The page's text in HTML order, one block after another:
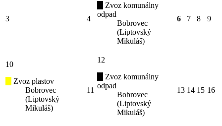
3 4
Zvoz komunálny
odpad
Bobrovec
(Liptovský
Mikuláš)
6 7 8 9
10
Zvoz plastov
Bobrovec
(Liptovský
Mikuláš)
11
12
Zvoz komunálny
odpad
Bobrovec
(Liptovský
Mikuláš)
13 14 15 16